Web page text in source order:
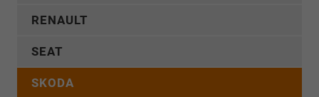
RENAULT
SEAT
SKODA